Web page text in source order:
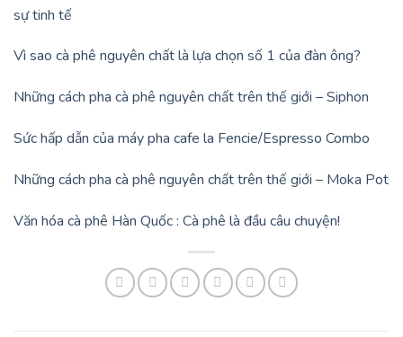
sự tinh tế
Vì sao cà phê nguyên chất là lựa chọn số 1 của đàn ông?
Những cách pha cà phê nguyên chất trên thế giới – Siphon
Sức hấp dẫn của máy pha cafe la Fencie/Espresso Combo
Những cách pha cà phê nguyên chất trên thế giới – Moka Pot
Văn hóa cà phê Hàn Quốc : Cà phê là đầu câu chuyện!